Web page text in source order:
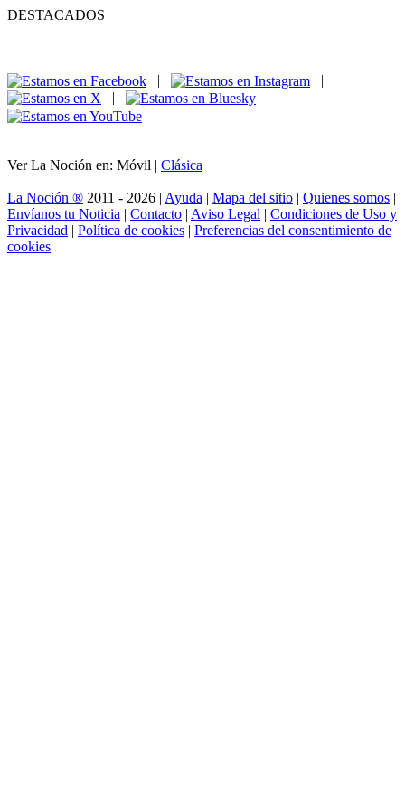
DESTACADOS
|
|
|
|
Ver La Noción en: Móvil | Clásica
La Noción ® 2011 - 2026 | Ayuda | Mapa del sitio | Quienes somos |
Envíanos tu Noticia | Contacto | Aviso Legal | Condiciones de Uso y
Privacidad | Política de cookies | Preferencias del consentimiento de
cookies